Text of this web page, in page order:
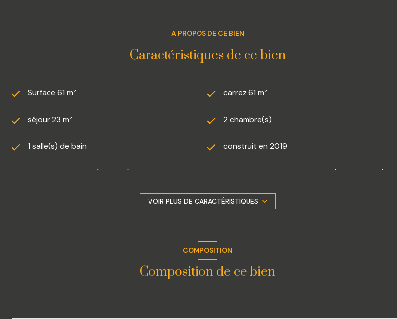
A PROPOS DE CE BIEN
Caractéristiques de ce bien
Surface 61 m² carrez 61 m²
séjour 23 m² 2 chambre(s)
1 salle(s) de bain construit en 2019
cuisine américaine (équipée) Chauffage individuel : air pulsé (climatisation)
2 côté(s) mitoyen(s)
ascenseur
VOIR PLUS DE CARACTÉRISTIQUES
COMPOSITION
Composition de ce bien